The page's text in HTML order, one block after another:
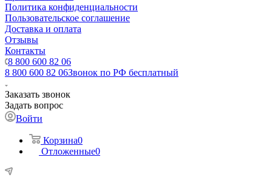
Политика конфиденциальности
Пользовательское соглашение
Доставка и оплата
Отзывы
Контакты
8 800 600 82 06
8 800 600 82 06Звонок по РФ бесплатный
Заказать звонок
Задать вопрос
Войти
Корзина0
Отложенные0